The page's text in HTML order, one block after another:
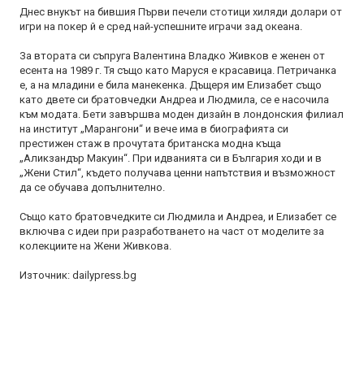
Днес внукът на бившия Първи печели стотици хиляди долари от
игри на покер й е сред най-успешните играчи зад океана.
За втората си съпруга Валентина Владко Живков е женен от
есента на 1989 г. Тя също като Маруся е красавица. Петричанка
е, а на младини е била манекенка. Дъщеря им Елизабет също
като двете си братовчедки Андреа и Людмила, се е насочила
към модата. Бети завършва моден дизайн в лондонския филиал
на институт „Марангони“ и вече има в биографията си
престижен стаж в прочутата британска модна къща
„Аликзандър Макуин“. При идванията си в България ходи и в
„Жени Стил“, където получава ценни напътствия и възможност
да се обучава допълнително.
Също като братовчедките си Людмила и Андреа, и Елизабет се
включва с идеи при разработването на част от моделите за
колекциите на Жени Живкова.
Източник: dailypress.bg